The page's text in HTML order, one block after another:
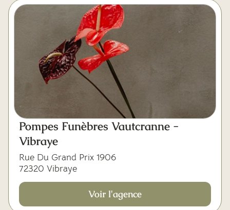
Pompes Funèbres Vautcranne -
Vibraye
Rue Du Grand Prix 1906
72320 Vibraye
Voir l'agence